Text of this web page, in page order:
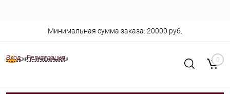
Вход Регистрация
Минимальная сумма заказа: 20000 руб.
0